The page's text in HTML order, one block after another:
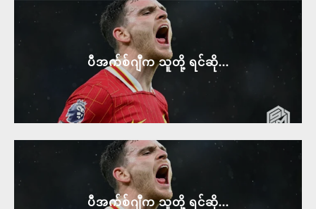
ပီအက်စ်ဂျီက သူတို့ ရင်ဆို...
ပီအက်စ်ဂျီက သူတို့ ရင်ဆို...